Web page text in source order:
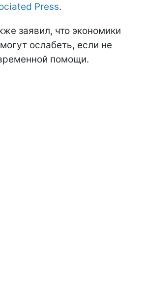
Press.
заявил, что экономики
ослабеть, если не
помощи.